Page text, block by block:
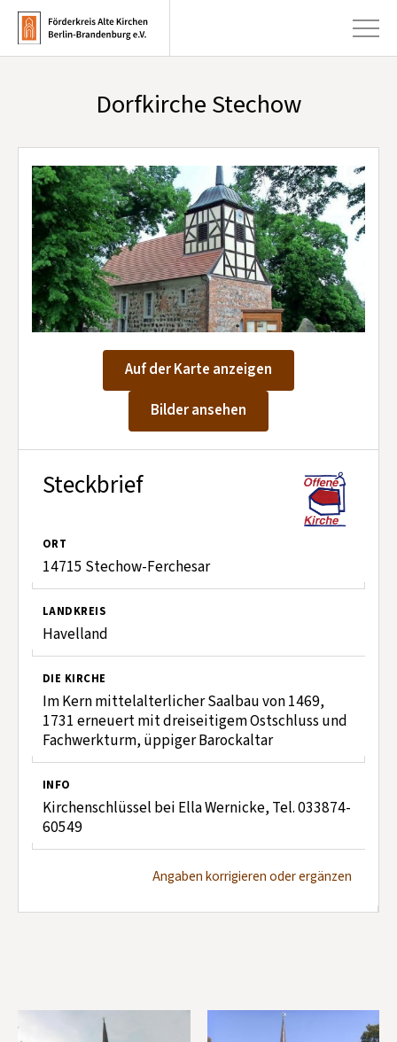
Infobrief abonnieren
Spenden
Kirchen +
Publikationen +
Kunst & Kultur +
Förderung & Spenden
Über uns +
Dorfkirche Stechow
Auf der Karte anzeigen
Bilder ansehen
Steckbrief
ORT
14715 Stechow-Ferchesar
LANDKREIS
Havelland
DIE KIRCHE
Im Kern mittelalterlicher Saalbau von 1469,
1731 erneuert mit dreiseitigem Ostschluss und
Fachwerkturm, üppiger Barockaltar
INFO
Kirchenschlüssel bei Ella Wernicke, Tel. 033874-
60549
Angaben korrigieren oder ergänzen